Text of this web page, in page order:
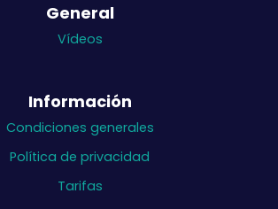
General
Vídeos
Información
Condiciones generales
Política de privacidad
Tarifas